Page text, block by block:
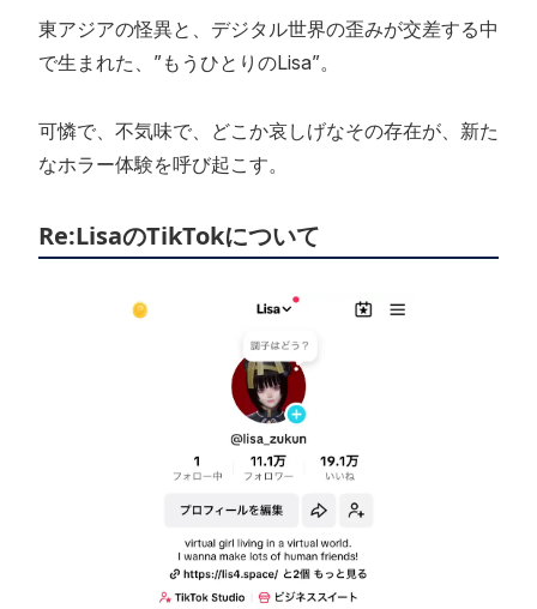
東アジアの怪異と、デジタル世界の歪みが交差する中
で生まれた、”もうひとりのLisa”。
可憐で、不気味で、どこか哀しげなその存在が、新た
なホラー体験を呼び起こす。
Re:LisaのTikTokについて